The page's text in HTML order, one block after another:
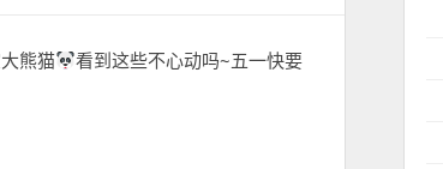
熊猫
看到这些不心动吗~五一快要